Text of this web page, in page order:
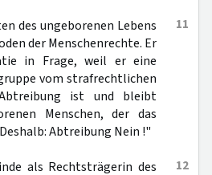
11
des ungeborenen Lebens
der Menschenrechte. Er
in Frage, weil er eine
vom strafrechtlichen
ist und bleibt
Menschen, der das
Abtreibung Nein !"
12
als Rechtsträgerin des